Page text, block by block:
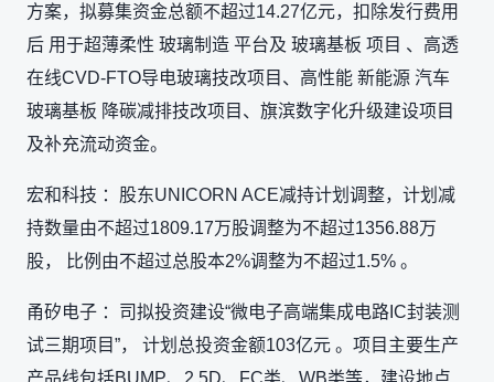
方案，拟募集资金总额不超过14.27亿元，扣除发行费用
后 用于超薄柔性 玻璃制造 平台及 玻璃基板 项目 、高透
在线CVD-FTO导电玻璃技改项目、高性能 新能源 汽车
玻璃基板 降碳减排技改项目、旗滨数字化升级建设项目
及补充流动资金。
宏和科技 ：股东UNICORN ACE减持计划调整，计划减
持数量由不超过1809.17万股调整为不超过1356.88万
股， 比例由不超过总股本2%调整为不超过1.5% 。
甬矽电子 ：司拟投资建设“微电子高端集成电路IC封装测
试三期项目”， 计划总投资金额103亿元 。项目主要生产